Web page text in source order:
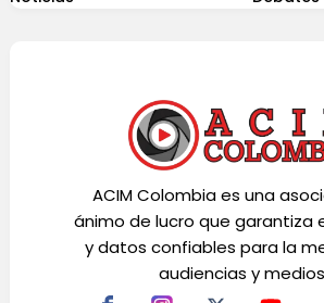
ACIM Colombia es una
ánimo de lucro que garantiza
y datos confiables para la
audiencias y